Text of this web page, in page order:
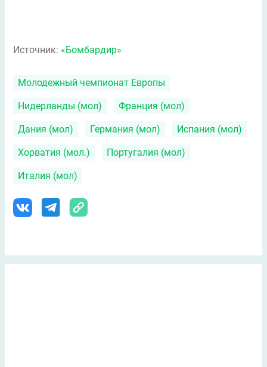
Источник: «Бомбардир»
Молодежный чемпионат Европы
Нидерланды (мол) Франция (мол)
Дания (мол) Германия (мол) Испания (мол)
Хорватия (мол.) Португалия (мол)
Италия (мол)